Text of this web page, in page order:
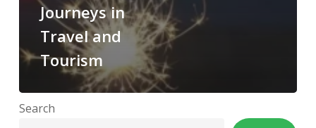
Journeys in
Travel and
Tourism
Search